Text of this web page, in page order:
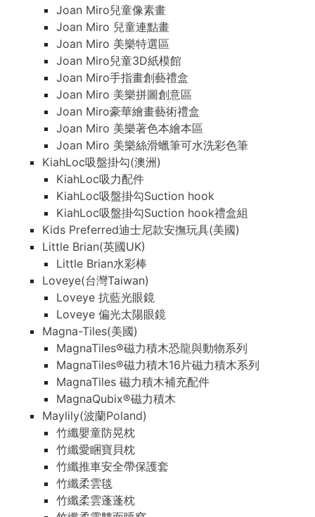
Joan Miro兒童像素畫
Joan Miro 兒童連點畫
Joan Miro 美樂特選區
Joan Miro兒童3D紙模館
Joan Miro手指畫創藝禮盒
Joan Miro 美樂拼圖創意區
Joan Miro豪華繪畫藝術禮盒
Joan Miro 美樂著色本繪本區
Joan Miro 美樂絲滑蠟筆可水洗彩色筆
KiahLoc吸盤掛勾(澳洲)
KiahLoc吸力配件
KiahLoc吸盤掛勾Suction hook
KiahLoc吸盤掛勾Suction hook禮盒組
Kids Preferred迪士尼款安撫玩具(美國)
Little Brian(英國UK)
Little Brian水彩棒
Loveye(台灣Taiwan)
Loveye 抗藍光眼鏡
Loveye 偏光太陽眼鏡
Magna-Tiles(美國)
MagnaTiles®磁力積木恐龍與動物系列
MagnaTiles®磁力積木16片磁力積木系列
MagnaTiles 磁力積木補充配件
MagnaQubix®磁力積木
Maylily(波蘭Poland)
竹纖嬰童防晃枕
竹纖愛睏寶貝枕
竹纖推車安全帶保護套
竹纖柔雲毯
竹纖柔雲蓬蓬枕